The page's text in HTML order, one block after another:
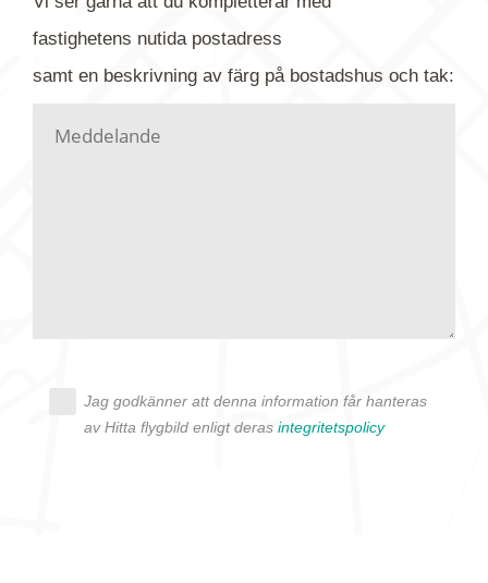
kontaktar dig så fort vi kan, givetvis utan
fastighetens nutidapostadress
samt en beskrivning av färg på bostadshus och tak:
Jag godkänner att denna information får hanteras
av Hitta flygbild enligt deras integritetspolicy